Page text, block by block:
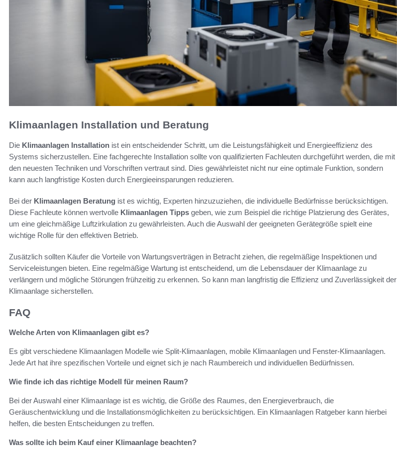
Klimaanlagen Installation und Beratung
Die Klimaanlagen Installation ist ein entscheidender Schritt, um die Leistungsfähigkeit und Energieeffizienz des
Systems sicherzustellen. Eine fachgerechte Installation sollte von qualifizierten Fachleuten durchgeführt werden, die mit
den neuesten Techniken und Vorschriften vertraut sind. Dies gewährleistet nicht nur eine optimale Funktion, sondern
kann auch langfristige Kosten durch Energieeinsparungen reduzieren.
Bei der Klimaanlagen Beratung ist es wichtig, Experten hinzuzuziehen, die individuelle Bedürfnisse berücksichtigen.
Diese Fachleute können wertvolle Klimaanlagen Tipps geben, wie zum Beispiel die richtige Platzierung des Gerätes,
um eine gleichmäßige Luftzirkulation zu gewährleisten. Auch die Auswahl der geeigneten Gerätegröße spielt eine
wichtige Rolle für den effektiven Betrieb.
Zusätzlich sollten Käufer die Vorteile von Wartungsverträgen in Betracht ziehen, die regelmäßige Inspektionen und
Serviceleistungen bieten. Eine regelmäßige Wartung ist entscheidend, um die Lebensdauer der Klimaanlage zu
verlängern und mögliche Störungen frühzeitig zu erkennen. So kann man langfristig die Effizienz und Zuverlässigkeit der
Klimaanlage sicherstellen.
FAQ
Welche Arten von Klimaanlagen gibt es?
Es gibt verschiedene Klimaanlagen Modelle wie Split-Klimaanlagen, mobile Klimaanlagen und Fenster-Klimaanlagen.
Jede Art hat ihre spezifischen Vorteile und eignet sich je nach Raumbereich und individuellen Bedürfnissen.
Wie finde ich das richtige Modell für meinen Raum?
Bei der Auswahl einer Klimaanlage ist es wichtig, die Größe des Raumes, den Energieverbrauch, die
Geräuschentwicklung und die Installationsmöglichkeiten zu berücksichtigen. Ein Klimaanlagen Ratgeber kann hierbei
helfen, die besten Entscheidungen zu treffen.
Was sollte ich beim Kauf einer Klimaanlage beachten?